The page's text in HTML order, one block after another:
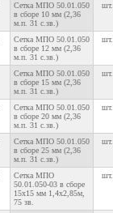
Сетка МПО 50.01.050
в сборе 10 мм (2,36
м.п. 31 с.зв.)
шт.
Сетка МПО 50.01.050
в сборе 12 мм (2,36
м.п. 31 с.зв.)
шт.
Сетка МПО 50.01.050
в сборе 15 мм (2,36
м.п. 31 с.зв.)
шт.
Сетка МПО 50.01.050
в сборе 20 мм (2,36
м.п. 31 с.зв.)
шт.
Сетка МПО 50.01.050
в сборе 25 мм (2,36
м.п. 31 с.зв.)
шт.
Сетка МПО
50.01.050-03 в сборе
15х15 мм 1,4х2,85м,
75 зв.
шт.